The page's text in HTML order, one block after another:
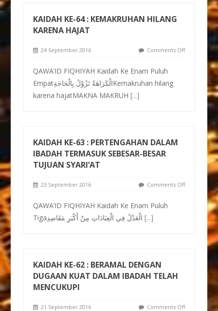
KAIDAH KE-64 : KEMAKRUHAN HILANG
KARENA HAJAT
24 September 2016 Comments Off
QAWA’ID FIQHIYAH Kaidah Ke Enam Puluh
Empatالْكَرَاهَةُ تَزُوْلُ بِالْحَاجَةِKemakruhan hilang
karena hajatMAKNA MAKRUH[...]
KAIDAH KE-63 : PERTENGAHAN DALAM
IBADAH TERMASUK SEBESAR-BESAR
TUJUAN SYARI’AT
23 September 2016 Comments Off
QAWA’ID FIQHIYAH Kaidah Ke Enam Puluh
Tigaالْعَدْلُ فِي الْعِبَادَاتِ مِنْ أَكْبَرِ مَقَاصِدِ[...]
KAIDAH KE-62 : BERAMAL DENGAN
DUGAAN KUAT DALAM IBADAH TELAH
MENCUKUPI
21 September 2016 Comments Off